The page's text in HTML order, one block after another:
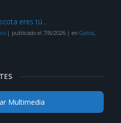
eres tú…
| publicado el 7/8/2026| en Gatos,
Multimedia